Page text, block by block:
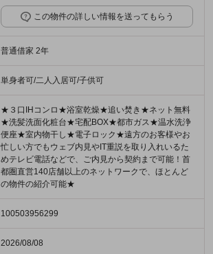
この物件の詳しい情報を送ってもらう
普通借家 2年
単身者可/二人入居可/子供可
★３口IHコンロ★浴室乾燥★追い焚き★ネット無料
★洗髪洗面化粧台★宅配BOX★都市ガス★温水洗浄
便座★室内物干し★電子ロック★遠方のお客様やお
忙しい方でもウェブ内見やIT重説を取り入れいるた
めテレビ電話などで、ご内見から契約まで可能！首
都圏直営140店舗以上のネットワークで、ほとんど
の物件の紹介可能★
100503956299
2026/08/08